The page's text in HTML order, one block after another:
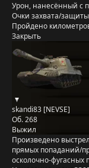
Урон, нанесённый с
Очки захвата/
Пройдено
Закрыть
skandi83 [NEVSE]
Об. 268
Выжил
Произведено
прямых попаданий/
осколочно-фугасных